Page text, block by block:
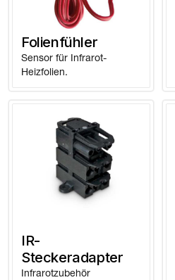
Folienfühler
Sensor für Infrarot-
Heizfolien.
IR-
Steckeradapter
Infrarotzubehör